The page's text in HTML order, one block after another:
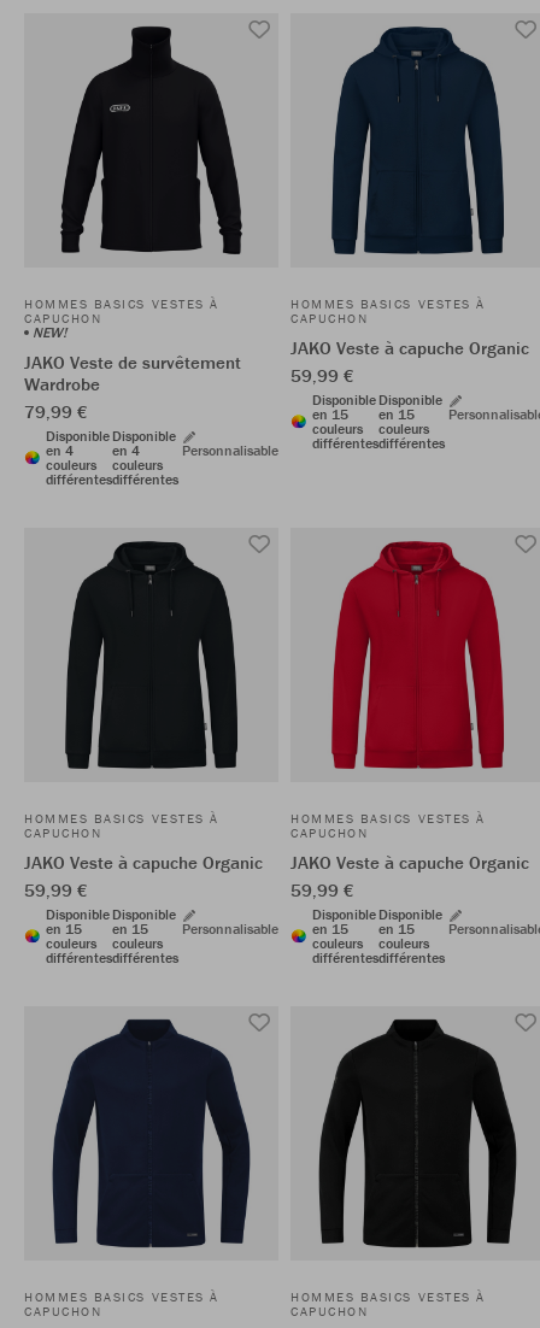
HOMMES BASICS VESTES À
CAPUCHON
NEW!
JAKO Veste de survêtement
Wardrobe
79,99 €
Disponible
en 4
couleurs
différentes
Disponible
en 4
couleurs
différentes
Personnalisable
HOMMES BASICS VESTES À
CAPUCHON
JAKO Veste à capuche Organic
59,99 €
Disponible
en 15
couleurs
différentes
Disponible
en 15
couleurs
différentes
HOMMES BASICS VESTES À
CAPUCHON
JAKO Veste à capuche Organic
59,99 €
Disponible
en 15
couleurs
différentes
Disponible
en 15
couleurs
différentes
Personnalisable
HOMMES BASICS VESTES À
CAPUCHON
JAKO Veste à capuche Organic
59,99 €
Disponible
en 15
couleurs
différentes
Disponible
en 15
couleurs
différentes
HOMMES BASICS VESTES À
CAPUCHON
HOMMES BASICS VESTES À
CAPUCHON